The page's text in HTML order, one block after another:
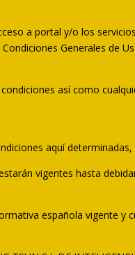
a portal y/o los
Generales de
así como
aquí
vigentes hasta
española vigente